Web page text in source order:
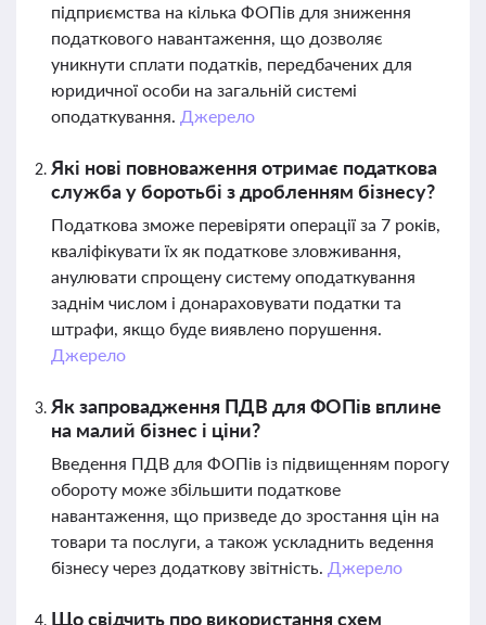
підприємства на кілька ФОПів для зниження
податкового навантаження, що дозволяє
уникнути сплати податків, передбачених для
юридичної особи на загальній системі
оподаткування. Джерело
Які нові повноваження отримає податкова
служба у боротьбі з дробленням бізнесу?
Податкова зможе перевіряти операції за 7 років,
кваліфікувати їх як податкове зловживання,
анулювати спрощену систему оподаткування
заднім числом і донараховувати податки та
штрафи, якщо буде виявлено порушення.
Джерело
Як запровадження ПДВ для ФОПів вплине
на малий бізнес і ціни?
Введення ПДВ для ФОПів із підвищенням порогу
обороту може збільшити податкове
навантаження, що призведе до зростання цін на
товари та послуги, а також ускладнить ведення
бізнесу через додаткову звітність. Джерело
Що свідчить про використання схем